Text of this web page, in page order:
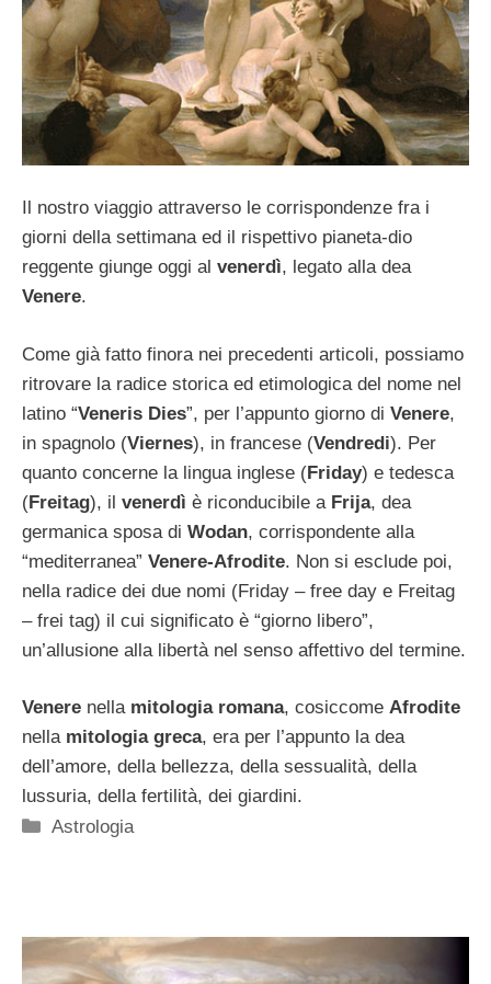
Il nostro viaggio attraverso le corrispondenze fra i
giorni della settimana ed il rispettivo pianeta-dio
reggente giunge oggi al venerdì, legato alla dea
Venere.
Come già fatto finora nei precedenti articoli, possiamo
ritrovare la radice storica ed etimologica del nome nel
latino “Veneris Dies”, per l’appunto giorno di Venere,
in spagnolo (Viernes), in francese (Vendredi). Per
quanto concerne la lingua inglese (Friday) e tedesca
(Freitag), il venerdì è riconducibile a Frija, dea
germanica sposa di Wodan, corrispondente alla
“mediterranea” Venere-Afrodite. Non si esclude poi,
nella radice dei due nomi (Friday – free day e Freitag
– frei tag) il cui significato è “giorno libero”,
un’allusione alla libertà nel senso affettivo del termine.
Venere nella mitologia romana, cosiccome Afrodite
nella mitologia greca, era per l’appunto la dea
dell’amore, della bellezza, della sessualità, della
lussuria, della fertilità, dei giardini.
Categorie
Astrologia